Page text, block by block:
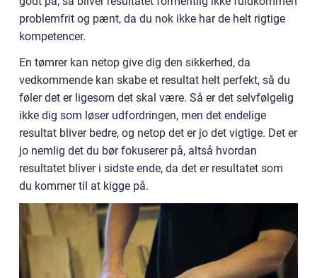
problemfrit og pænt, da du nok ikke har de helt rigtige
kompetencer.
En tømrer kan netop give dig den sikkerhed, da
vedkommende kan skabe et resultat helt perfekt, så du
føler det er ligesom det skal være. Så er det selvfølgelig
ikke dig som løser udfordringen, men det endelige
resultat bliver bedre, og netop det er jo det vigtige. Det er
jo nemlig det du bør fokuserer på, altså hvordan
resultatet bliver i sidste ende, da det er resultatet som
du kommer til at kigge på.